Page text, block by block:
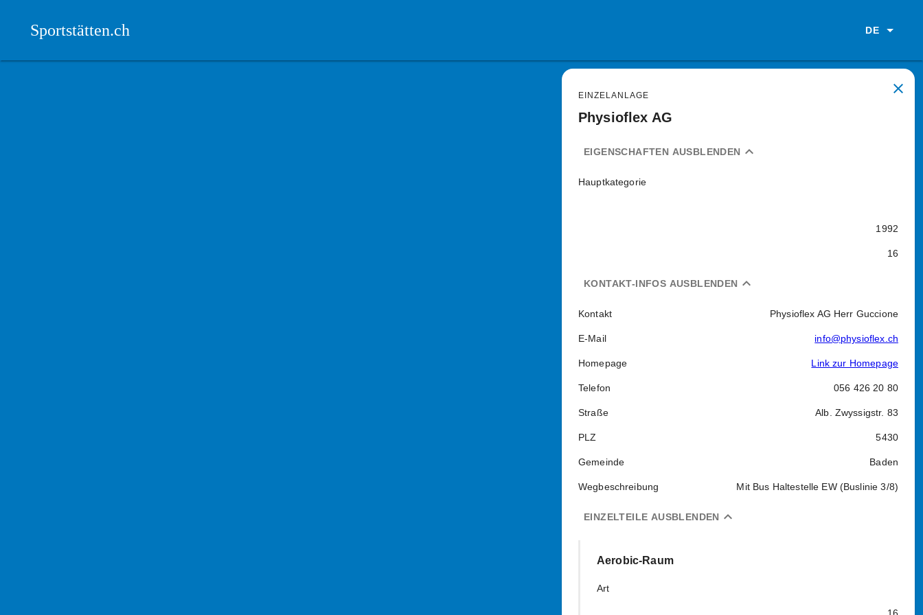
Sportstätten.ch DE
close
EINZELANLAGE
Physioflex AG
expand_less
EIGENSCHAFTEN AUSBLENDEN
Hauptkategorie
1992
16
expand_less
KONTAKT-INFOS AUSBLENDEN
Kontakt Physioflex AG Herr Guccione
E-Mail info@physioflex.ch
Homepage Link zur Homepage
Telefon 056 426 20 80
Straße Alb. Zwyssigstr. 83
PLZ 5430
Gemeinde Baden
Wegbeschreibung Mit Bus Haltestelle EW (Buslinie 3/8)
expand_less
EINZELTEILE AUSBLENDEN
Aerobic-Raum
Art